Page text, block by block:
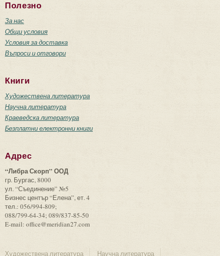
Полезно
За нас
Общи условия
Условия за доставка
Въпроси и отговори
Книги
Художествена литература
Научна литература
Краеведска литература
Безплатни електронни книги
Адрес
“Либра Скорп” ООД
гр. Бургас, 8000
ул. “Съединение” №5
Бизнес център “Елена”, ет. 4
тел.: 056/994-809;
088/799-64-34; 089/837-85-50
E-mail: office@meridian27.com
Художествена литература Научна литература